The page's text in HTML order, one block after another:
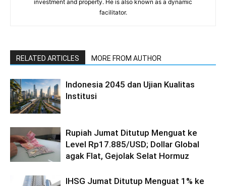
investment and property. He is also known as a dynamic
facilitator.
RELATED ARTICLES MORE FROM AUTHOR
Indonesia 2045 dan Ujian Kualitas
Institusi
Rupiah Jumat Ditutup Menguat ke
Level Rp17.885/USD; Dollar Global
agak Flat, Gejolak Selat Hormuz
IHSG Jumat Ditutup Menguat 1% ke